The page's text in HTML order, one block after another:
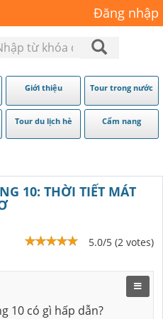
Đăng nhập
Giới thiệu Tour trong nước
Tour du lịch hè Cẩm nang
10: THỜI TIẾT MÁT
5.0/5 (2 votes)
10 có gì hấp dẫn?